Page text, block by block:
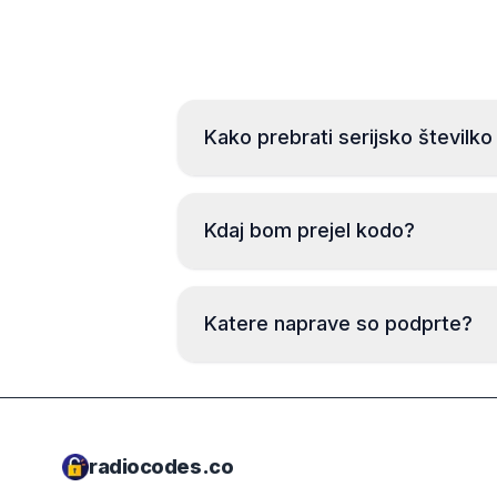
Kako prebrati serijsko številko
Kdaj bom prejel kodo?
Katere naprave so podprte?
radiocodes.co